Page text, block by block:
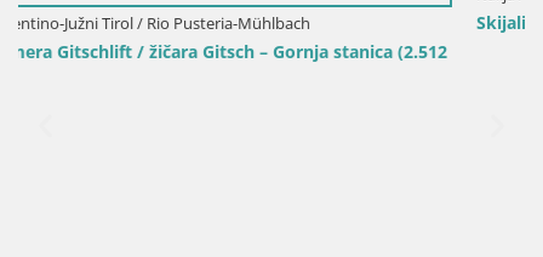
Skijalište Kronplatz – vrh | pogled na Bruneck